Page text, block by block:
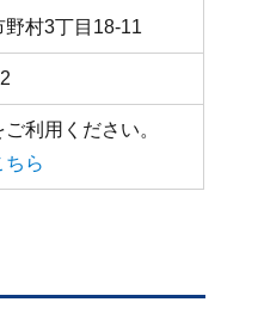
野村3丁目18-11
利用ください。
ちら